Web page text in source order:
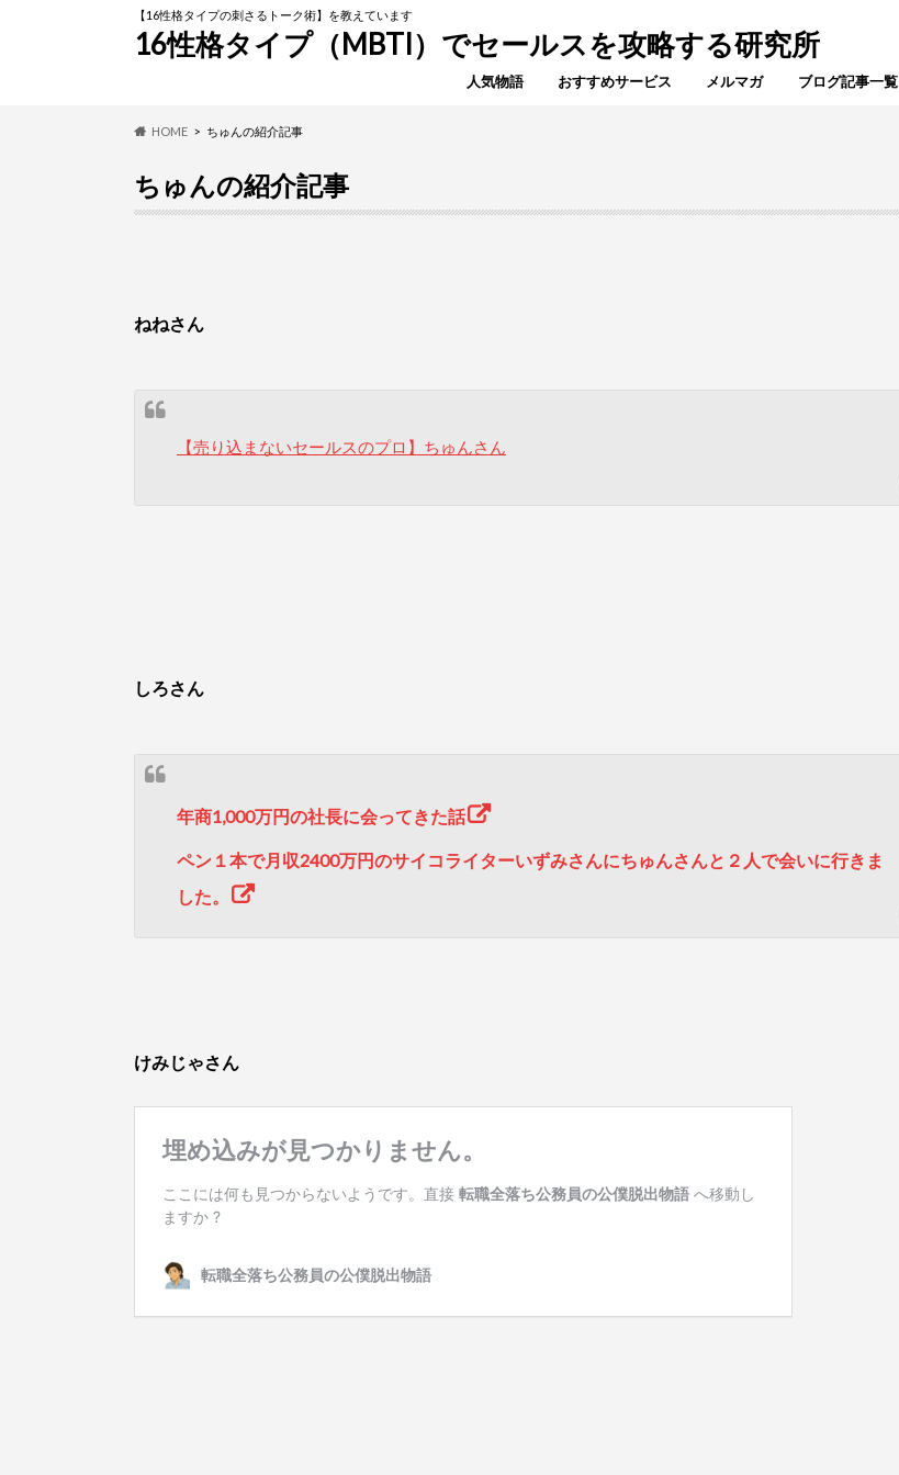
【16性格タイプの刺さるトーク術】を教えています
16性格タイプ（MBTI）でセールスを攻略する研究所
人気物語 おすすめサービス メルマガ ブログ記事一覧
HOME ちゅんの紹介記事
ちゅんの紹介記事
ねねさん
【売り込まないセールスのプロ】ちゅんさん
しろさん
年商1,000万円の社長に会ってきた話
ペン１本で月収2400万円のサイコライターいずみさんにちゅんさんと２人で会いに行きま
した。
けみじゃさん